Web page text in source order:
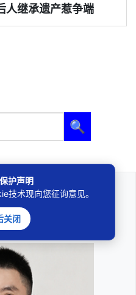
人继承遗产惹争端
🔍
询
忠人之事————
护声明
技术现向您征询意见。
关闭